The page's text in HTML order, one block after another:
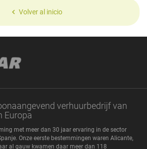
Volver al inicio
verhuurbedrijf van
Europa
met meer dan 30 jaar ervaring in de sector
Onze eerste bestemmingen waren Alicante,
al gauw kwamen daar meer dan 118